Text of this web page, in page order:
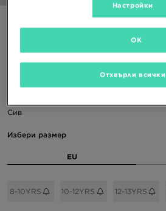
12,78 €
25,00 ЛВ.
Сив
Избери размер
EU
8-10YRS 10-12YRS 12-13YRS
Настройки
Отхвърли всички
OK